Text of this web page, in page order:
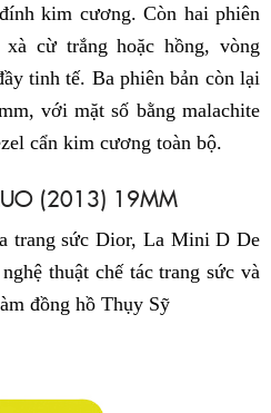
kim cương. Còn hai phiên
cừ trắng hoặc hồng, vòng
tinh tế. Ba phiên bản còn lại
với mặt số bằng malachite
cẩn kim cương toàn bộ.
(2013) 19MM
trang sức Dior, La Mini D De
thuật chế tác trang sức và
đồng hồ Thụy Sỹ